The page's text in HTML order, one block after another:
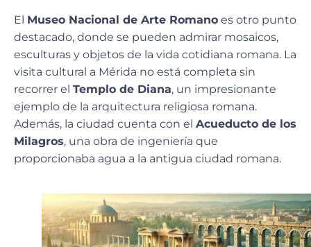
El Museo Nacional de Arte Romano es otro punto
destacado, donde se pueden admirar mosaicos,
esculturas y objetos de la vida cotidiana romana. La
visita cultural a Mérida no está completa sin
recorrer el Templo de Diana, un impresionante
ejemplo de la arquitectura religiosa romana.
Además, la ciudad cuenta con el Acueducto de los
Milagros, una obra de ingeniería que
proporcionaba agua a la antigua ciudad romana.